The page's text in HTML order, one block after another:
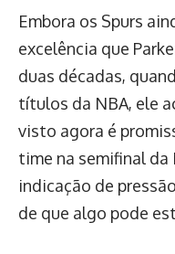
Embora os Spurs
excelência que
duas décadas,
títulos da NBA, ele
visto agora é
time na semifinal da
indicação de
de que algo pode